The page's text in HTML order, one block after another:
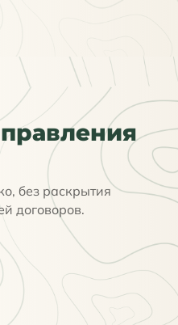
без раскрытия
договоров.